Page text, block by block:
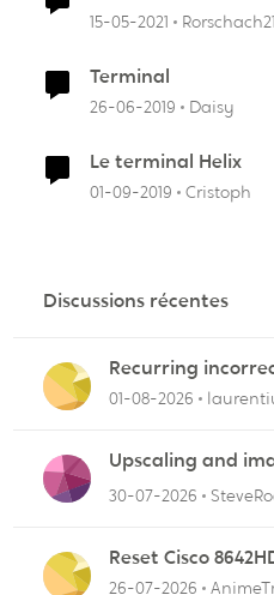
15-05-2021 Rorschach21
Terminal
26-06-2019 Daisy
Le terminal Helix
01-09-2019 Cristoph
Discussions récentes
Recurring
affecting multiple
01-08-2026
Upscaling and
quality
30-07-2026
Reset Cisco
(OTA)
26-07-2026